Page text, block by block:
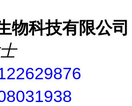
物科技有限公司